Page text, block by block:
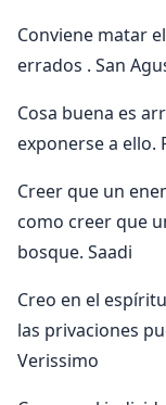
Conviene matar
errados . San
Cosa buena es
exponerse a ello.
Creer que un
como creer que
bosque. Saadi
Creo en el
las privaciones
Verissimo